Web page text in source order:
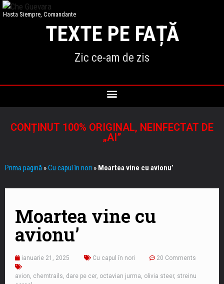
Hasta Siempre, Comandante
TEXTE PE FAȚĂ
Zic ce-am de zis
CONȚINUT 100% ORIGINAL, NEINFECTAT DE
„AI”
Prima pagină »Cu capul în nori » Moartea vine cu avionu’
Moartea vine cu
avionu’
ianuarie 21, 2025 Cu capul în nori 20 Comments
avion chemtrails dare pe cer, octavian jurma olivia steer, streinu